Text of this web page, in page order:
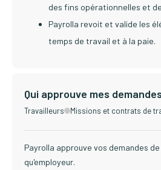
des fins opérationnelles et
Payrolla revoit et valide les
temps de travail et à la paie.
Qui approuve mes
Travailleurs Missions et contrats de
Payrolla approuve vos demandes
qu'employeur.